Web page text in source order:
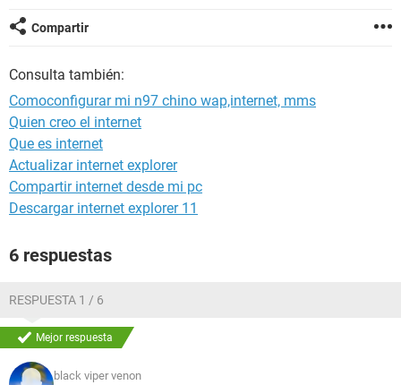
Compartir
Consulta también:
Comoconfigurar mi n97 chino wap,internet, mms
Quien creo el internet
Que es internet
Actualizar internet explorer
Compartir internet desde mi pc
Descargar internet explorer 11
6 respuestas
RESPUESTA 1 / 6
Mejor respuesta
black viper venon